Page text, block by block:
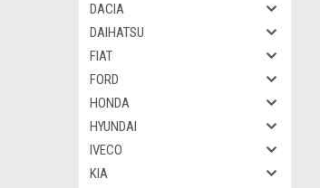
DACIA
DAIHATSU
FIAT
FORD
HONDA
HYUNDAI
IVECO
KIA